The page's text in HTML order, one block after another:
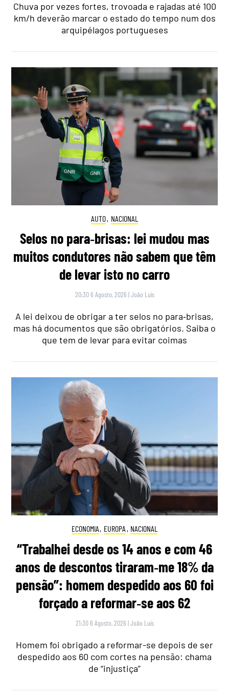
Chuva por vezes fortes, trovoada e rajadas até 100
km/h deverão marcar o estado do tempo num dos
arquipélagos portugueses
AUTO, NACIONAL
Selos no para‑brisas: lei mudou mas
muitos condutores não sabem que têm
de levar isto no carro
20:30 6 Agosto, 2026 |João Luís
A lei deixou de obrigar a ter selos no para‑brisas,
mas há documentos que são obrigatórios. Saiba o
que tem de levar para evitar coimas
ECONOMIA, EUROPA , NACIONAL
“Trabalhei desde os 14 anos e com 46
anos de descontos tiraram‑me 18% da
pensão”: homem despedido aos 60 foi
forçado a reformar‑se aos 62
21:30 6 Agosto, 2026 |João Luís
Homem foi obrigado a reformar-se depois de ser
despedido aos 60 com cortes na pensão: chama
de “injustiça”